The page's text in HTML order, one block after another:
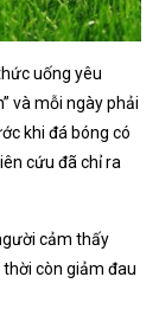
uống yêu
và mỗi ngày phải
khi đá bóng có
cứu đã chỉ ra
cảm thấy
còn giảm đau